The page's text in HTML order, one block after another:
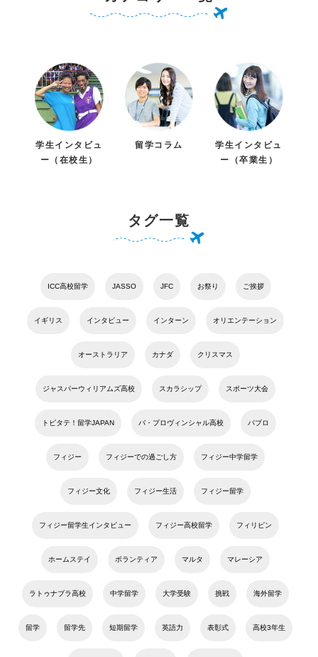
学生インタビュ
ー（在校生）
留学コラム
学生インタビュ
ー（卒業生）
タグ一覧
ICC高校留学 JASSO JFC お祭り ご挨拶
イギリス インタビュー インターン オリエンテーション
オーストラリア カナダ クリスマス
ジャスパーウィリアムズ高校 スカラシップ スポーツ大会
トビタテ！留学JAPAN バ・プロヴィンシャル高校 パブロ
フィジー フィジーでの過ごし方 フィジー中学留学
フィジー文化 フィジー生活 フィジー留学
フィジー留学生インタビュー フィジー高校留学 フィリピン
ホームステイ ボランティア マルタ マレーシア
ラトゥナブラ高校 中学留学 大学受験 挑戦 海外留学
留学 留学先 短期留学 英語力 表彰式 高校3年生